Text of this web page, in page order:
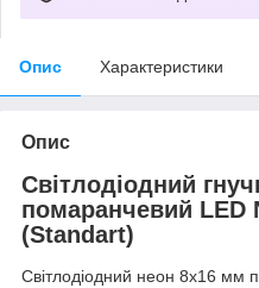
Опис Характеристики
Опис
Світлодіодний
помаранчевий LED
(Standart)
Світлодіодний неон 8x16 мм